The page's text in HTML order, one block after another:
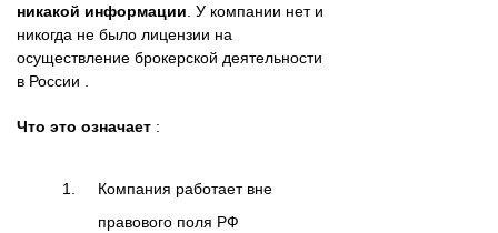
никакой информации . У компании нет и
никогда не было лицензии на
осуществление брокерской деятельности
в России .
Что это означает :
Компания работает вне
правового поля РФ